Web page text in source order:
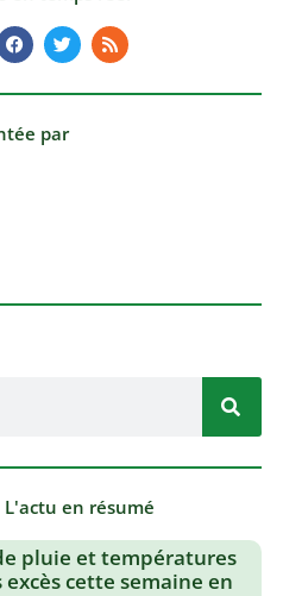
par
en résumé
pluie et températures
excès cette semaine en